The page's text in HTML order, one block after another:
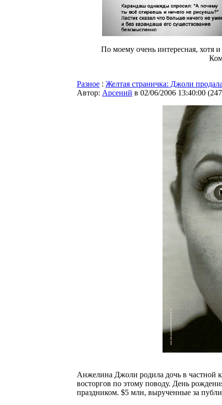
По моему очень интересная, хотя
Разное : Желтая страничка: Джоли
Автор: Арсений в 02/06/2006 13:40:00 (
Анжелина Джоли родила дочь в частной
восторгов по этому поводу. День
праздником. $5 млн, вырученные за